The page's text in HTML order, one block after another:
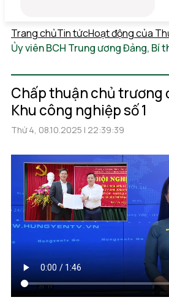
Trang chủTin tứcHoạt động của
Ủy viên BCH Trung ương Đảng, Bí
Chấp thuận chủ trương
Khu công nghiệp số 1
Thứ 4, 08.10.2025 | 22:39:39